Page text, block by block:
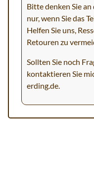
Bitte denken Sie
nur, wenn Sie das
Helfen Sie uns,
Retouren zu
Sollten Sie noch
kontaktieren Sie
erding.de.